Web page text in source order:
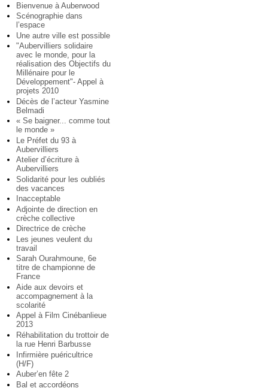
Bienvenue à Auberwood
Scénographie dans
l’espace
Une autre ville est possible
"Aubervilliers solidaire
avec le monde, pour la
réalisation des Objectifs du
Millénaire pour le
Développement"- Appel à
projets 2010
Décès de l’acteur Yasmine
Belmadi
« Se baigner... comme tout
le monde »
Le Préfet du 93 à
Aubervilliers
Atelier d’écriture à
Aubervilliers
Solidarité pour les oubliés
des vacances
Inacceptable
Adjointe de direction en
crèche collective
Directrice de crèche
Les jeunes veulent du
travail
Sarah Ourahmoune, 6e
titre de championne de
France
Aide aux devoirs et
accompagnement à la
scolarité
Appel à Film Cinébanlieue
2013
Réhabilitation du trottoir de
la rue Henri Barbusse
Infirmière puéricultrice
(H/F)
Auber’en fête 2
Bal et accordéons